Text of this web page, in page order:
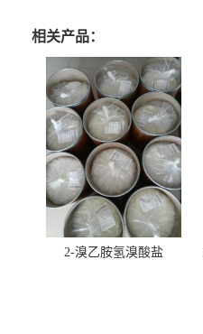
相关产品：
2-溴乙胺氢溴酸盐